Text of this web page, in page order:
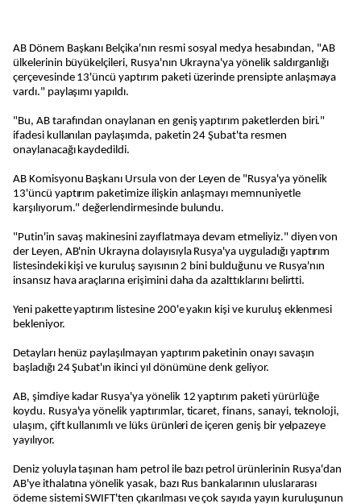
AB Dönem Başkanı Belçika'nın resmi sosyal medya hesabından, "AB
ülkelerinin büyükelçileri, Rusya'nın Ukrayna'ya yönelik saldırganlığı
çerçevesinde 13'üncü yaptırım paketi üzerinde prensipte anlaşmaya
vardı." paylaşımı yapıldı.
"Bu, AB tarafından onaylanan en geniş yaptırım paketlerden biri."
ifadesi kullanılan paylaşımda, paketin 24 Şubat'ta resmen
onaylanacağı kaydedildi.
AB Komisyonu Başkanı Ursula von der Leyen de "Rusya'ya yönelik
13'üncü yaptırım paketimize ilişkin anlaşmayı memnuniyetle
karşılıyorum." değerlendirmesinde bulundu.
"Putin'in savaş makinesini zayıflatmaya devam etmeliyiz." diyen von
der Leyen, AB'nin Ukrayna dolayısıyla Rusya'ya uyguladığı yaptırım
listesindeki kişi ve kuruluş sayısının 2 bini bulduğunu ve Rusya'nın
insansız hava araçlarına erişimini daha da azalttıklarını belirtti.
Yeni pakette yaptırım listesine 200'e yakın kişi ve kuruluş eklenmesi
bekleniyor.
Detayları henüz paylaşılmayan yaptırım paketinin onayı savaşın
başladığı 24 Şubat'ın ikinci yıl dönümüne denk geliyor.
AB, şimdiye kadar Rusya'ya yönelik 12 yaptırım paketi yürürlüğe
koydu. Rusya'ya yönelik yaptırımlar, ticaret, finans, sanayi, teknoloji,
ulaşım, çift kullanımlı ve lüks ürünleri de içeren geniş bir yelpazeye
yayılıyor.
Deniz yoluyla taşınan ham petrol ile bazı petrol ürünlerinin Rusya'dan
AB'ye ithalatına yönelik yasak, bazı Rus bankalarının uluslararası
ödeme sistemi SWIFT'ten çıkarılması ve çok sayıda yayın kuruluşunun